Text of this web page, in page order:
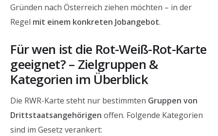
Gründen nach Österreich ziehen möchten – in der
Regel mit einem konkreten Jobangebot.
Für wen ist die Rot-Weiß-Rot-Karte
geeignet? – Zielgruppen &
Kategorien im Überblick
Die RWR-Karte steht nur bestimmten Gruppen von
Drittstaatsangehörigen offen. Folgende Kategorien
sind im Gesetz verankert: